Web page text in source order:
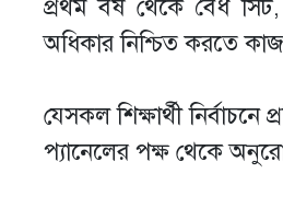
প্রথম বর্ষ থেকে বৈধ সিট,
অধিকার নিশ্চিত করতে
যেসকল শিক্ষার্থী
প্যানেলের পক্ষ থেকে